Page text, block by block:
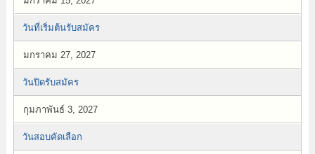
วันที่เริ่มต้นรับสมัคร
มกราคม 27, 2027
วันปิดรับสมัคร
กุมภาพันธ์ 3, 2027
วันสอบคัดเลือก